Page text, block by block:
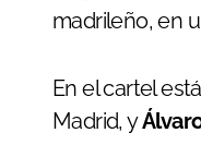
madrileño, en
En el cartel
Madrid, y